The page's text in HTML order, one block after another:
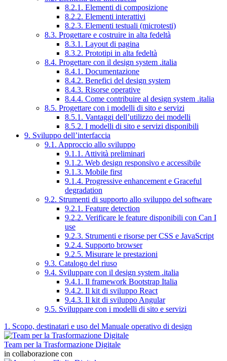
8.2.1. Elementi di composizione
8.2.2. Elementi interattivi
8.2.3. Elementi testuali (microtesti)
8.3. Progettare e costruire in alta fedeltà
8.3.1. Layout di pagina
8.3.2. Prototipi in alta fedeltà
8.4. Progettare con il design system .italia
8.4.1. Documentazione
8.4.2. Benefici del design system
8.4.3. Risorse operative
8.4.4. Come contribuire al design system .italia
8.5. Progettare con i modelli di sito e servizi
8.5.1. Vantaggi dell’utilizzo dei modelli
8.5.2. I modelli di sito e servizi disponibili
9. Sviluppo dell’interfaccia
9.1. Approccio allo sviluppo
9.1.1. Attività preliminari
9.1.2. Web design responsivo e accessibile
9.1.3. Mobile first
9.1.4. Progressive enhancement e Graceful
degradation
9.2. Strumenti di supporto allo sviluppo del software
9.2.1. Feature detection
9.2.2. Verificare le feature disponibili con Can I
use
9.2.3. Strumenti e risorse per CSS e JavaScript
9.2.4. Supporto browser
9.2.5. Misurare le prestazioni
9.3. Catalogo del riuso
9.4. Sviluppare con il design system .italia
9.4.1. Il framework Bootstrap Italia
9.4.2. Il kit di sviluppo React
9.4.3. Il kit di sviluppo Angular
9.5. Sviluppare con i modelli di sito e servizi
1. Scopo, destinatari e uso del Manuale operativo di design
Team per la Trasformazione Digitale
in collaborazione con